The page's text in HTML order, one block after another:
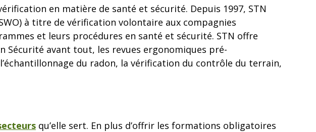
en matière de santé et sécurité. Depuis 1997, STN
à titre de vérification volontaire aux compagnies
et leurs procédures en santé et sécurité. STN offre
Sécurité avant tout, les revues ergonomiques pré-
du radon, la vérification du contrôle du terrain,
qu’elle sert. En plus d’offrir les formations obligatoires